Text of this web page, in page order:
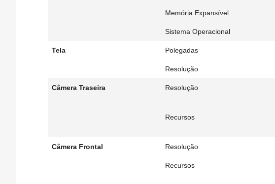
Memória Expansível
Sistema Operacional
Tela Polegadas
Resolução
Câmera Traseira Resolução
Recursos
Câmera Frontal Resolução
Recursos